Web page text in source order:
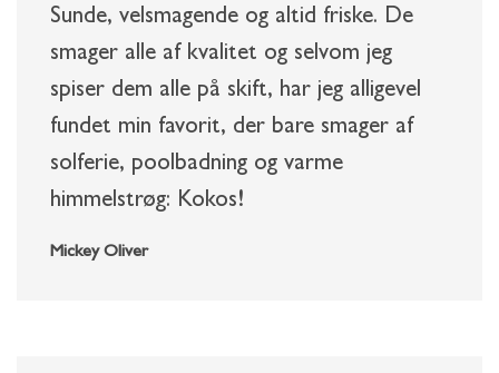
Sunde, velsmagende og altid friske. De
smager alle af kvalitet og selvom jeg
spiser dem alle på skift, har jeg alligevel
fundet min favorit, der bare smager af
solferie, poolbadning og varme
himmelstrøg: Kokos!
Mickey Oliver